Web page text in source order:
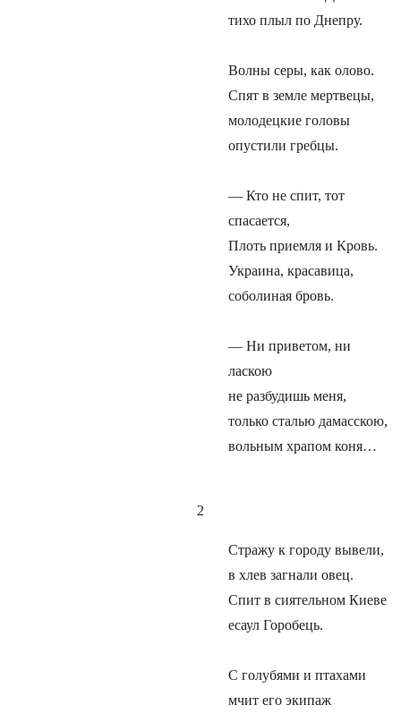
тихо плыл по Днепру.
Волны серы, как олово.
Спят в земле мертвецы,
молодецкие головы
опустили гребцы.
— Кто не спит, тот
спасается,
Плоть приемля и Кровь.
Украина, красавица,
соболиная бровь.
— Ни приветом, ни
ласкою
не разбудишь меня,
только сталью дамасскою,
вольным храпом коня…
2
Стражу к городу вывели,
в хлев загнали овец.
Спит в сиятельном Киеве
есаул Горобець.
С голубями и птахами
мчит его экипаж